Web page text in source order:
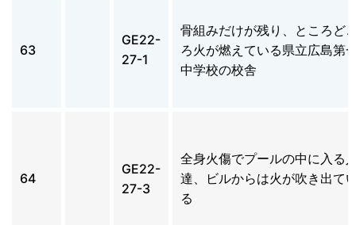
63
GE22-
27-1
骨組みだけが残り、ところど
ろ火が燃えている県立広島第
中学校の校舎
64
GE22-
27-3
全身火傷でプールの中に入る
達、ビルからは火が吹き出て
る